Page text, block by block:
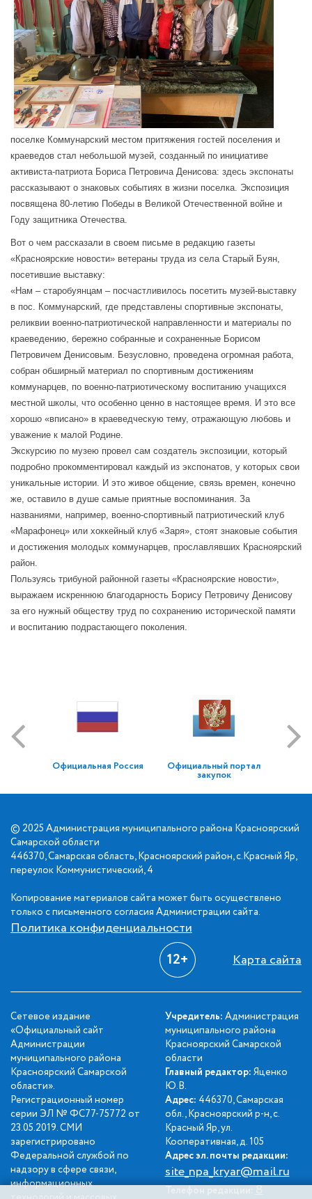
поселке Коммунарский местом притяжения гостей поселения и
краеведов стал небольшой музей, созданный по инициативе
активиста-патриота Бориса Петровича Денисова: здесь экспонаты
рассказывают о знаковых событиях в жизни поселка. Экспозиция
посвящена 80-летию Победы в Великой Отечественной войне и
Году защитника Отечества.
Вот о чем рассказали в своем письме в редакцию газеты
«Красноярские новости» ветераны труда из села Старый Буян,
посетившие выставку:
«Нам – старобуянцам – посчастливилось посетить музей-выставку
в пос. Коммунарский, где представлены спортивные экспонаты,
реликвии военно-патриотической направленности и материалы по
краеведению, бережно собранные и сохраненные Борисом
Петровичем Денисовым. Безусловно, проведена огромная работа,
собран обширный материал по спортивным достижениям
коммунарцев, по военно-патриотическому воспитанию учащихся
местной школы, что особенно ценно в настоящее время. И это все
хорошо «вписано» в краеведческую тему, отражающую любовь и
уважение к малой Родине.
Экскурсию по музею провел сам создатель экспозиции, который
подробно прокомментировал каждый из экспонатов, у которых свои
уникальные истории. И это живое общение, связь времен, конечно
же, оставило в душе самые приятные воспоминания. За
названиями, например, военно-спортивный патриотический клуб
«Марафонец» или хоккейный клуб «Заря», стоят знаковые события
и достижения молодых коммунарцев, прославлявших Красноярский
район.
Пользуясь трибуной районной газеты «Красноярские новости»,
выражаем искреннюю благодарность Борису Петровичу Денисову
за его нужный обществу труд по сохранению исторической памяти
и воспитанию подрастающего поколения.
Официальная Россия Официальный портал
закупок
© 2025 Администрация муниципального района Красноярский
Самарской области
446370, Самарская область, Красноярский район, с.Красный Яр,
переулок Коммунистический, 4
Копирование материалов сайта может быть осуществлено
только с письменного согласия Администрации сайта.
Политика конфиденциальности
12+ Карта сайта
Сетевое издание
«Официальный сайт
Администрации
муниципального района
Красноярский Самарской
области».
Регистрационный номер
серии ЭЛ № ФС77-75772 от
23.05.2019. СМИ
зарегистрировано
Федеральной службой по
надзору в сфере связи,
информационных
Учредитель: Администрация
муниципального района
Красноярский Самарской
области
Главный редактор: Яценко
Ю.В.
Адрес: 446370, Самарская
обл., Красноярский р-н, с.
Красный Яр, ул.
Кооперативная, д. 105
Адрес эл. почты редакции:
site_npa_kryar@mail.ru
Телефон редакции: 8